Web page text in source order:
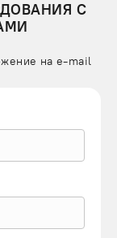
С
на e-mail